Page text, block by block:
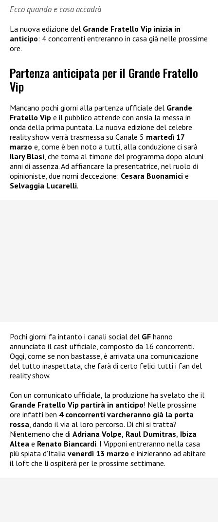
Ecco quando e cosa accadrà
La nuova edizione del Grande Fratello Vip inizia in
anticipo: 4 concorrenti entreranno in casa già nelle prossime
ore.
Partenza anticipata per il Grande Fratello
Vip
Mancano pochi giorni alla partenza ufficiale del Grande
Fratello Vip e il pubblico attende con ansia la messa in
onda della prima puntata. La nuova edizione del celebre
reality show verrà trasmessa su Canale 5 martedì 17
marzo e, come è ben noto a tutti, alla conduzione ci sarà
Ilary Blasi, che torna al timone del programma dopo alcuni
anni di assenza. Ad affiancare la presentatrice, nel ruolo di
opinioniste, due nomi d’eccezione: Cesara Buonamici e
Selvaggia Lucarelli.
Pochi giorni fa intanto i canali social del GF hanno
annunciato il cast ufficiale, composto da 16 concorrenti.
Oggi, come se non bastasse, è arrivata una comunicazione
del tutto inaspettata, che farà di certo felici tutti i fan del
reality show.
Con un comunicato ufficiale, la produzione ha svelato che il
Grande Fratello Vip partirà in anticipo! Nelle prossime
ore infatti ben 4 concorrenti varcheranno già la porta
rossa, dando il via al loro percorso. Di chi si tratta?
Nientemeno che di Adriana Volpe, Raul Dumitras, Ibiza
Altea e Renato Biancardi. I Vipponi entreranno nella casa
più spiata d’Italia venerdì 13 marzo e inizieranno ad abitare
il loft che li ospiterà per le prossime settimane.